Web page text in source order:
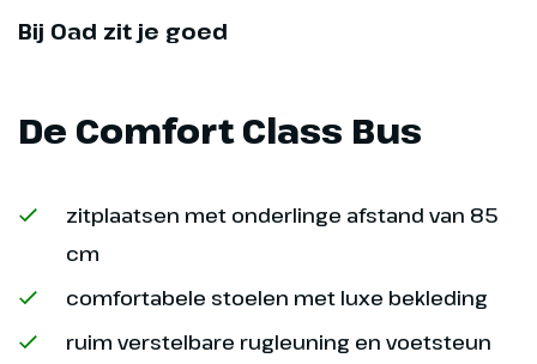
verder naar het vissersdorpje
Óbidos, waar je de gezellige
Bij Oad zit je goed
De Comfort Class Bus
zitplaatsen met onderlinge afstand van 85
cm
comfortabele stoelen met luxe bekleding
ruim verstelbare rugleuning en voetsteun